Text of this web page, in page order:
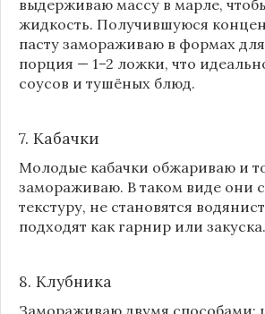
выдерживаю массу в марле,
жидкость. Получившуюся
пасту замораживаю в формах
порция — 1–2 ложки, что
соусов и тушёных блюд.
7. Кабачки
Молодые кабачки обжариваю и
замораживаю. В таком виде они
текстуру, не становятся
подходят как гарнир или закуска.
8. Клубника
Замораживаю двумя способами: